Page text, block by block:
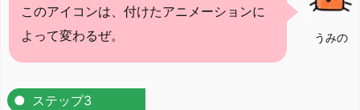
うみの
このアイコンは、付けたアニメーションに
よって変わるぜ。
ステップ3